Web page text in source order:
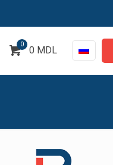
0
0 MDL